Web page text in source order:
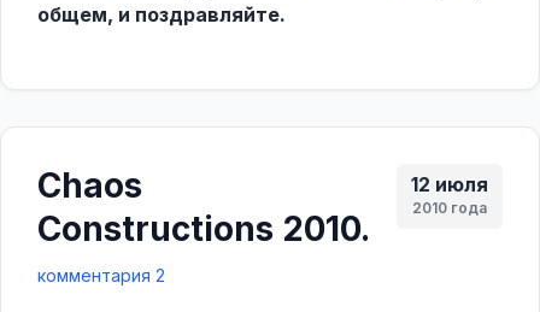
общем, и поздравляйте.
12 июля
2010 года
Chaos
Constructions 2010.
комментария 2